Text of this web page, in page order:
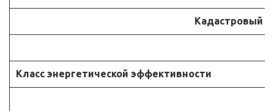
Кадастровый
Класс энергетической эффективности